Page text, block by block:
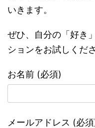
いきます。
ぜひ、自分の「好き
ションをお試しくだ
お名前 (必須)
メールアドレス (必